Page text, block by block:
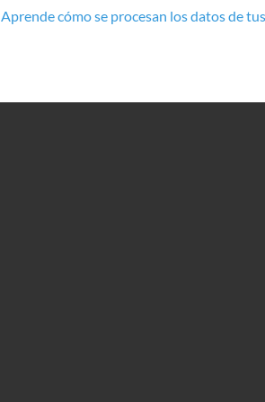
Aprende cómo se procesan los datos de